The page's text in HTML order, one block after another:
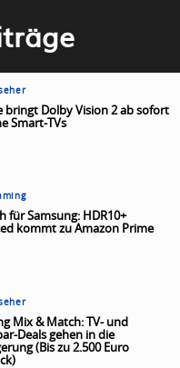
bringt Dolby Vision 2 ab sofort
Smart-TVs
für Samsung: HDR10+
kommt zu Amazon Prime
Mix & Match: TV- und
Deals gehen in die
(Bis zu 2.500 Euro